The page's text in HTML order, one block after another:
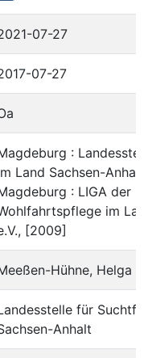
07-27
07-27
:
Land Sachsen-Anhalt
: LIGA der
im
[2009]
Hühne, Helga
für
Anhalt